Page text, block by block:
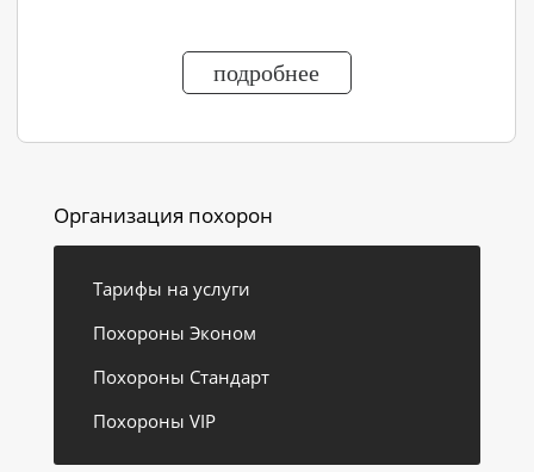
подробнее
Организация похорон
Тарифы на услуги
Похороны Эконом
Похороны Стандарт
Похороны VIP